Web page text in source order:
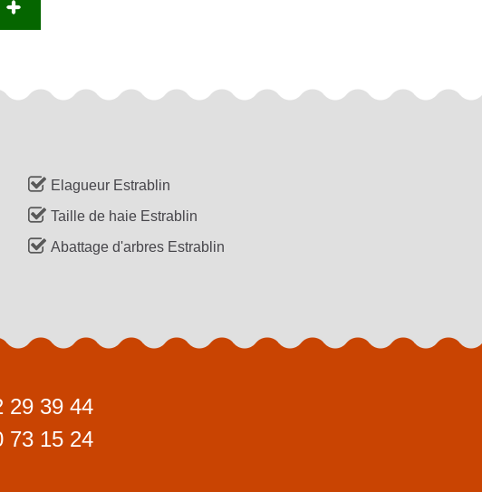
Elagueur Estrablin
Taille de haie Estrablin
Abattage d'arbres Estrablin
29 39 44
73 15 24